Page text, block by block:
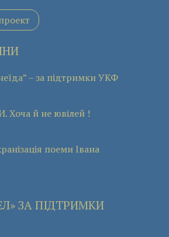
– за підтримки УКФ
Хоча й не ювілей !
поеми Івана
ЗА ПІДТРИМКИ